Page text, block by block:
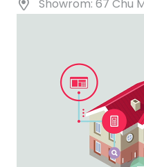
Showrom: 67 Chu